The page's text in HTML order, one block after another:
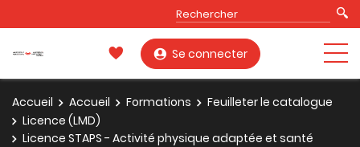
Se connecter
Accueil Accueil Formations
Feuilleter le catalogue
Licence (LMD)
Licence STAPS - Activité physique adaptée et santé